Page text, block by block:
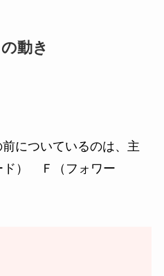
動き
についているのは、主
） Ｆ（フォワー